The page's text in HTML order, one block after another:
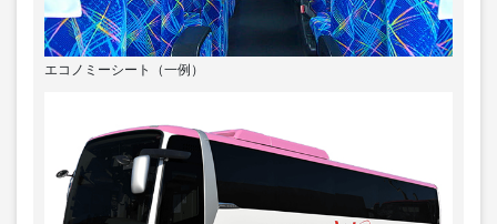
エコノミーシート（一例）